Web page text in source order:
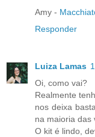
Amy -
Responder
Luiza Lamas
Oi, como vai?
Realmente
nos deixa
na maioria das
O kit é lindo,